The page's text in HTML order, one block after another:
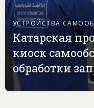
УСТРОЙСТВА
Катарская
киоск
обработки